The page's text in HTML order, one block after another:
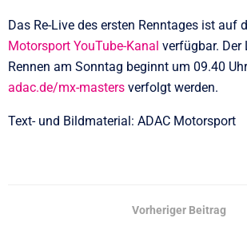
Das Re-Live des ersten Renntages ist auf
Motorsport YouTube-Kanal verfügbar. Der
Rennen am Sonntag beginnt um 09.40
adac.de/mx-masters verfolgt werden.
Text- und Bildmaterial: ADAC Motorsport
Vorheriger Beitrag